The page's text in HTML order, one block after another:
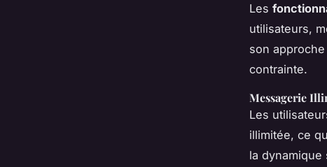
Les
utilisateurs,
son
contrainte.
Messagerie
Les
illimitée, ce
la